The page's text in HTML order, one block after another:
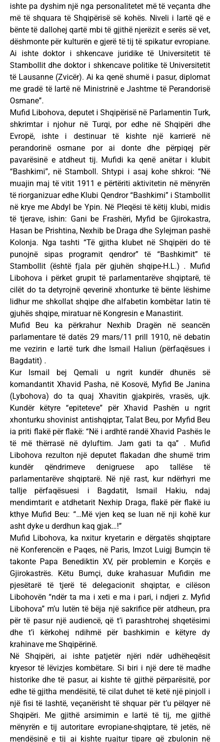
ishte pa dyshim një nga personalitetet më të veçanta dhe
më të shquara të Shqipërisë së kohës. Niveli i lartë që e
bënte të dallohej qartë mbi të gjithë njerëzit e serës së vet,
dëshmonte për kulturën e gjerë të tij të spikatur evropiane.
Ai ishte doktor i shkencave juridike të Universitetit të
Stambollit dhe doktor i shkencave politike të Universitetit
të Lausanne (Zvicër). Ai ka qenë shumë i pasur, diplomat
me gradë të lartë në Ministrinë e Jashtme të Perandorisë
Osmane”.
Mufid Libohova, deputet i Shqipërisë në Parlamentin Turk,
shkrimtar i njohur në Turqi, por edhe në Shqipëri dhe
Evropë, ishte i destinuar të kishte një karrierë në
perandorinë osmane por ai donte dhe përpiqej për
pavarësinë e atdheut tij. Mufidi ka qenë anëtar i klubit
“Bashkimi”, në Stamboll. Shtypi i asaj kohe shkroi: “Në
muajin maj të vitit 1911 e përtëriti aktivitetin në mënyrën
të riorganizuar edhe Klubi Qendror “Bashkimi” i Stambollit
në krye me Abdyl be Ypin. Në Pleqësi të këtij klubi, midis
të tjerave, ishin: Gani be Frashëri, Myfid be Gjirokastra,
Hasan be Prishtina, Nexhib be Draga dhe Sylejman pashë
Kolonja. Nga tashti “Të gjitha klubet në Shqipëri do të
punojnë sipas programit qendror” të “Bashkimit” të
Stambollit (është fjala për gjuhën shqipe-H.L.) . Mufid
Libohova i përket grupit të parlamentarëve shqiptarë, të
cilët do ta detyrojnë qeverinë xhonturke të bënte lëshime
lidhur me shkollat shqipe dhe alfabetin kombëtar latin të
gjuhës shqipe, miratuar në Kongresin e Manastirit.
Mufid Beu ka përkrahur Nexhib Dragën në seancën
parlamentare të datës 29 mars/11 prill 1910, në debatin
me vezirin e lartë turk dhe Ismail Haliun (përfaqësues i
Bagdatit) .
Kur Ismail bej Qemali u ngrit kundër dhunës së
komandantit Xhavid Pasha, në Kosovë, Myfid Be Janina
(Lybohova) do ta quaj Xhavitin gjakpirës, vrasës, ujk.
Kundër këtyre “epiteteve” për Xhavid Pashën u ngrit
xhonturku shovinist antishqiptar, Talat Beu, por Myfid Beu
ia priti flakë për flakë: “Në i ardhtë randë Xhavid Pashës le
të më thërrasë në dyluftim. Jam gati ta qa” . Mufid
Libohova rezulton një deputet flakadan dhe shumë trim
kundër qëndrimeve denigruese apo tallëse të
parlamentarëve shqiptarë. Në një rast, kur ndërhyri me
tallje përfaqësuesi i Bagdatit, Ismail Hakiu, ndaj
mendimtarit e atdhetarit Nexhip Draga, flakë për flakë iu
kthye Mufid Beu: “…Më vjen keq se luan në nji kohë kur
asht dyke u derdhun kaq gjak…!”
Mufid Libohova, ka nxitur kryetarin e dërgatës shqiptare
në Konferencën e Paqes, në Paris, Imzot Luigj Bumçin të
takonte Papa Benediktin XV, për problemin e Korçës e
Gjirokastrës. Këtu Bumçi, duke krahasuar Mufidin me
pjesëtarë të tjerë të delegacionit shqiptar, e cilëson
Libohovën “ndër ta ma i xeti e ma i pari, i ndjeri z. Myfid
Libohova” m’u lutën të bëja një sakrifice për atdheun, pra
për të pasur një audiencë, që t’i parashtrohej shqetësimi
dhe t’i kërkohej ndihmë për bashkimin e këtyre dy
krahinave me Shqipërinë.
Në Shqipëri, ai ishte patjetër njëri ndër udhëheqësit
kryesor të lëvizjes kombëtare. Si biri i një dere të madhe
historike dhe të pasur, ai kishte të gjithë përparësitë, por
edhe të gjitha mendësitë, të cilat duhet të ketë një pinjoll i
një fisi të lashtë, veçanërisht të shquar për t’u pëlqyer në
Shqipëri. Me gjithë arsimimin e lartë të tij, me gjithë
mënyrën e tij autoritare evropiane-shqiptare, të jetës, në
mendësinë e tij ai kishte ruajtur tipare që zbulonin në